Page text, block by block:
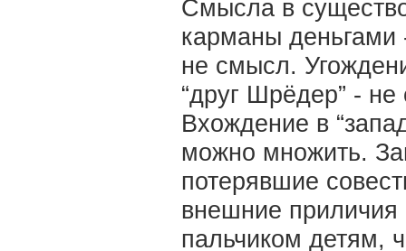
Смысла в
карманы
не смысл.
“друг Шрёдер” -
Вхождение в
можно множить.
потерявшие
внешние приличия
пальчиком детям,